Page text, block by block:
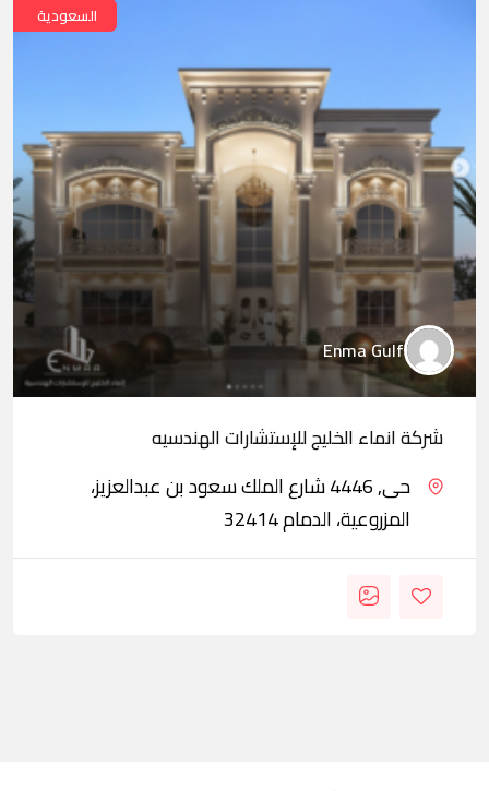
السعودية
Enma Gulf
شركة انماء الخليج للإستشارات الهندسيه
حى, 4446 شارع الملك سعود بن عبدالعزيز،
المزروعية، الدمام 32414